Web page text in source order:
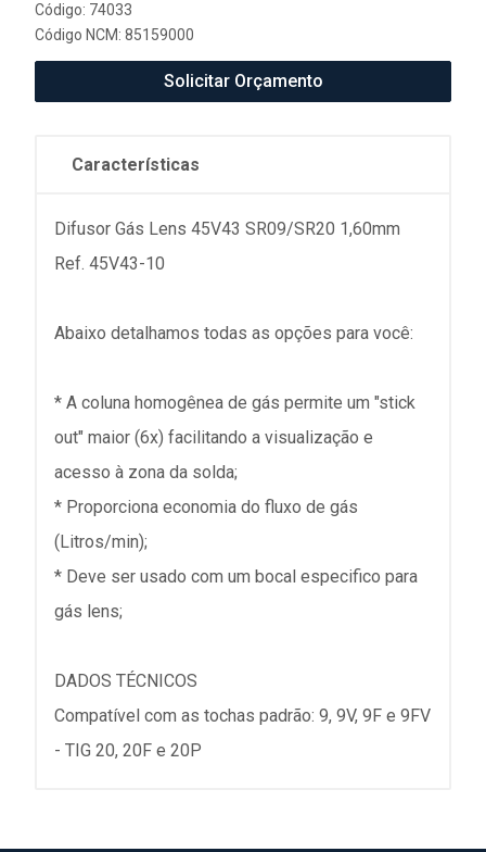
Código: 74033
Código NCM: 85159000
Solicitar Orçamento
Características
Difusor Gás Lens 45V43 SR09/SR20 1,60mm
Ref. 45V43-10
Abaixo detalhamos todas as opções para você:
* A coluna homogênea de gás permite um "stick
out" maior (6x) facilitando a visualização e
acesso à zona da solda;
* Proporciona economia do fluxo de gás
(Litros/min);
* Deve ser usado com um bocal especifico para
gás lens;
DADOS TÉCNICOS
Compatível com as tochas padrão: 9, 9V, 9F e 9FV
- TIG 20, 20F e 20P